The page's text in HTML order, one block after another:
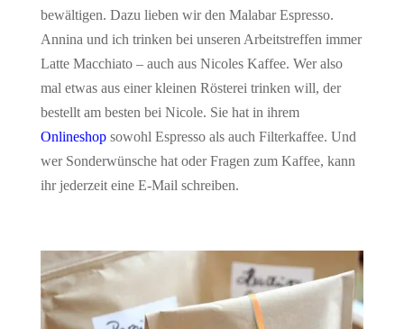
bewältigen. Dazu lieben wir den Malabar Espresso.
Annina und ich trinken bei unseren Arbeitstreffen immer
Latte Macchiato – auch aus Nicoles Kaffee. Wer also
mal etwas aus einer kleinen Rösterei trinken will, der
bestellt am besten bei Nicole. Sie hat in ihrem
Onlineshopsowohl Espresso als auch Filterkaffee. Und
wer Sonderwünsche hat oder Fragen zum Kaffee, kann
ihr jederzeit eine E-Mail schreiben.